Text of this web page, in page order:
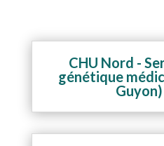
CHU Nord -
génétique
Guyon)